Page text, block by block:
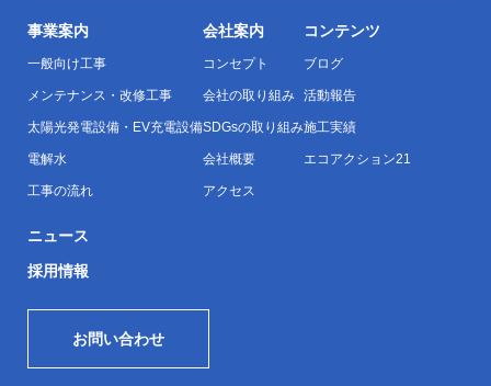
事業案内
一般向け工事
メンテナンス・改修工事
太陽光発電設備・EV充電設備
電解水
工事の流れ
会社案内
コンセプト
会社の取り組み
SDGsの取り組み
会社概要
アクセス
コンテンツ
ブログ
活動報告
施工実績
エコアクション21
ニュース
採用情報
お問い合わせ